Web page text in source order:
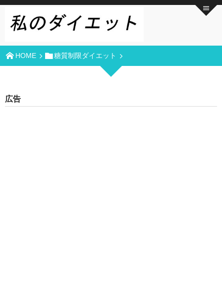
HOME 糖質制限ダイエット
広告